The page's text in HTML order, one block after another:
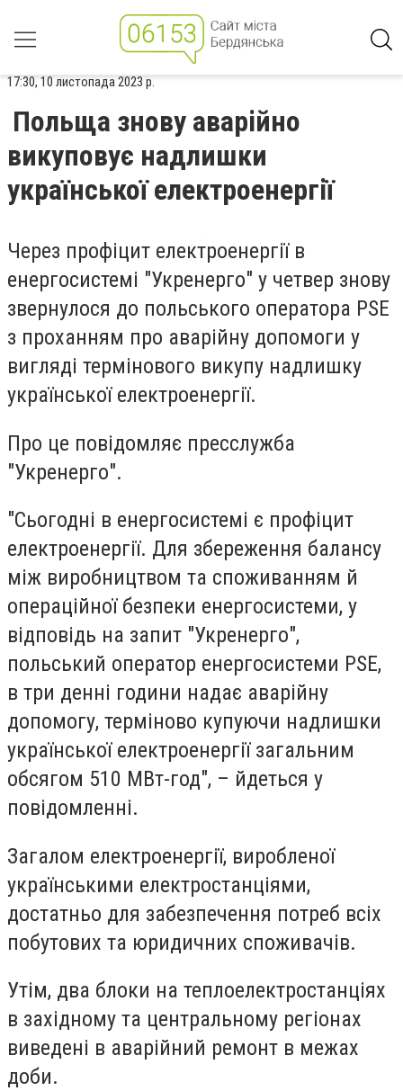
17:30, 10 листопада 2023 р.
Польща знову аварійно
викуповує надлишки
української електроенергії
Через профіцит електроенергії в
енергосистемі "Укренерго" у четвер знову
звернулося до польського оператора PSE
з проханням про аварійну допомоги у
вигляді термінового викупу надлишку
української електроенергії.
Про це повідомляє пресслужба
"Укренерго".
"Сьогодні в енергосистемі є профіцит
електроенергії. Для збереження балансу
між виробництвом та споживанням й
операційної безпеки енергосистеми, у
відповідь на запит "Укренерго",
польський оператор енергосистеми PSE,
в три денні години надає аварійну
допомогу, терміново купуючи надлишки
української електроенергії загальним
обсягом 510 МВт-год", – йдеться у
повідомленні.
Загалом електроенергії, виробленої
українськими електростанціями,
достатньо для забезпечення потреб всіх
побутових та юридичних споживачів.
Утім, два блоки на теплоелектростанціях
в західному та центральному регіонах
виведені в аварійний ремонт в межах
доби.